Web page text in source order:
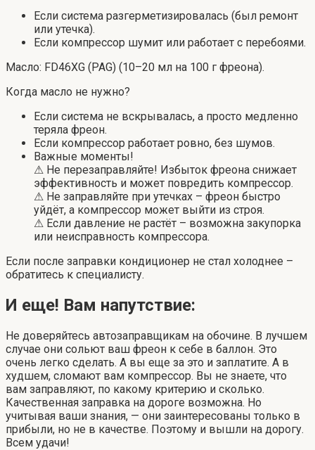
Если система разгерметизировалась (был ремонт
или утечка).
Если компрессор шумит или работает с перебоями.
Масло: FD46XG (PAG) (10–20 мл на 100 г фреона).
Когда масло не нужно?
Если система не вскрывалась, а просто медленно
теряла фреон.
Если компрессор работает ровно, без шумов.
Важные моменты!
⚠ Не перезаправляйте! Избыток фреона снижает
эффективность и может повредить компрессор.
⚠ Не заправляйте при утечках – фреон быстро
уйдёт, а компрессор может выйти из строя.
⚠ Если давление не растёт – возможна закупорка
или неисправность компрессора.
Если после заправки кондиционер не стал холоднее –
обратитесь к специалисту.
И еще! Вам напутствие:
Не доверяйтесь автозаправщикам на обочине. В лучшем
случае они сольют ваш фреон к себе в баллон. Это
очень легко сделать. А вы еще за это и заплатите. А в
худшем, сломают вам компрессор. Вы не знаете, что
вам заправляют, по какому критерию и сколько.
Качественная заправка на дороге возможна. Но
учитывая ваши знания, — они заинтересованы только в
прибыли, но не в качестве. Поэтому и вышли на дорогу.
Всем удачи!